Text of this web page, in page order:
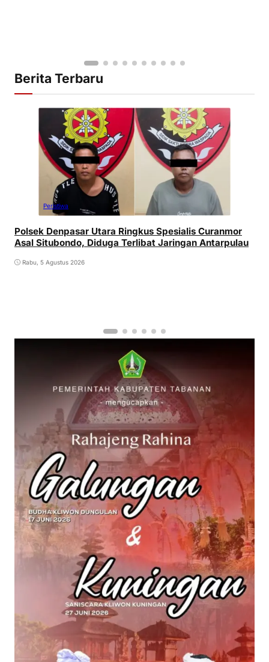
Berita Terbaru
Peristiwa
Polsek Denpasar Utara Ringkus Spesialis Curanmor
Asal Situbondo, Diduga Terlibat Jaringan Antarpulau
Rabu, 5 Agustus 2026